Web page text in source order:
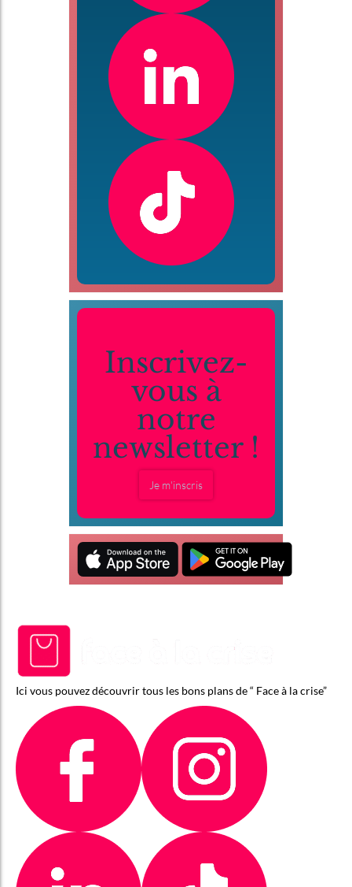
Inscrivez-
vous à
notre
newsletter !
Je m'inscris
Ici vous pouvez découvrir tous les bons plans de “ Face à la crise”